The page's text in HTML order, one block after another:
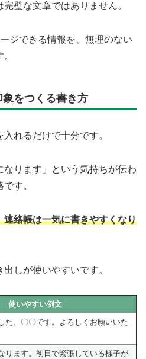
璧な文章ではありません。
ジできる情報を、無理のない
をつくる書き方
れるだけで十分です。
ります」という気持ちが伝わ
す。
絡帳は一気に書きやすくなり
しが使いやすいです。
使いやすい例文
た、〇〇です。よろしくお願いいた
ります。初日で緊張している様子が